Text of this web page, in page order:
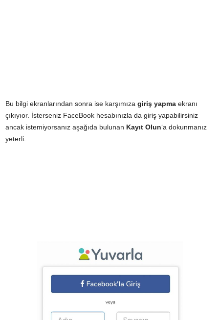
Bu bilgi ekranlarından sonra ise karşımıza giriş yapma ekranı
çıkıyıor. İsterseniz FaceBook hesabınızla da giriş yapabilirsiniz
ancak istemiyorsanız aşağıda bulunan Kayıt Olun‘a dokunmanız
yeterli.